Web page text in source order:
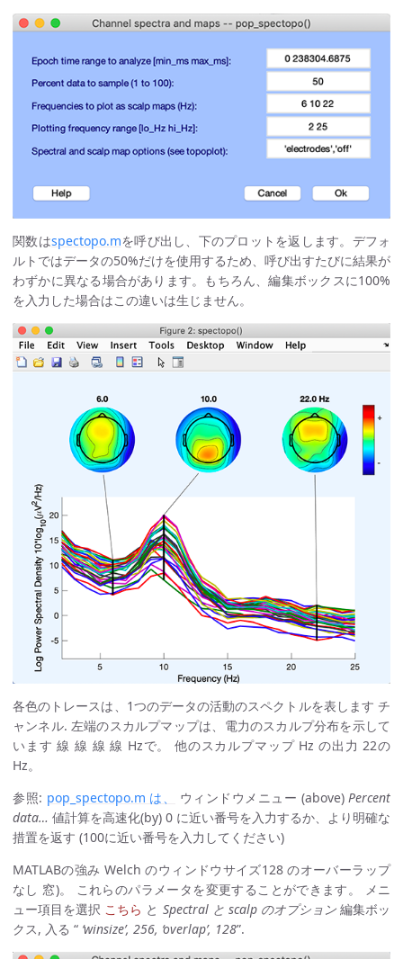
関数はspectopo.mを呼び出し、下のプロットを返します。デフォ
ルトではデータの50%だけを使用するため、呼び出すたびに結果が
わずかに異なる場合があります。もちろん、編集ボックスに100%
を入力した場合はこの違いは生じません。
各色のトレースは、1つのデータの活動のスペクトルを表します チ
ャンネル. 左端のスカルプマップは、電力のスカルプ分布を示して
います 線 線 線 線 Hzで。 他のスカルプマップ Hz の出力 22の
Hz。
参照: pop_spectopo.m は、 ウィンドウメニュー (above) Percent
data… 値計算を高速化(by) 0 に近い番号を入力するか、より明確な
措置を返す (100に近い番号を入力してください)
MATLABの強み Welch のウィンドウサイズ128 のオーバーラップ
なし 窓)。 これらのパラメータを変更することができます。 メニ
ュー項目を選択 こちら と Spectral と scalp のオプション編集ボッ
クス, 入る “ ‘winsize’, 256, ‘overlap’, 128”.